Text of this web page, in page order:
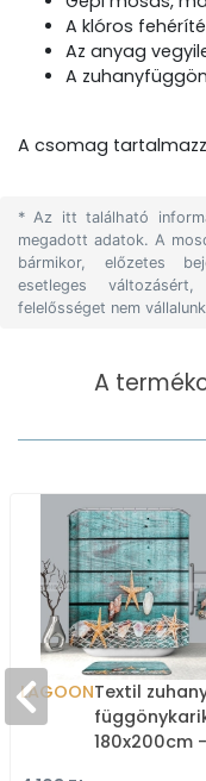
A klóros
Az anyag
A
A csomag
* Az itt található
megadott adatok. A
bármikor, előzetes
esetleges
felelősséget nem
A
LAGOONTextil
180x200cm - Csillagok és